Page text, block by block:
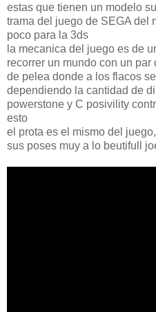
estas que tienen un modelo
trama del juego de SEGA del
poco para la 3ds
la mecanica del juego es de
recorrer un mundo con un
de pelea donde a los flacos
dependiendo la cantidad de
powerstone y C posivility
esto
el prota es el mismo del
sus poses muy a lo beutifull